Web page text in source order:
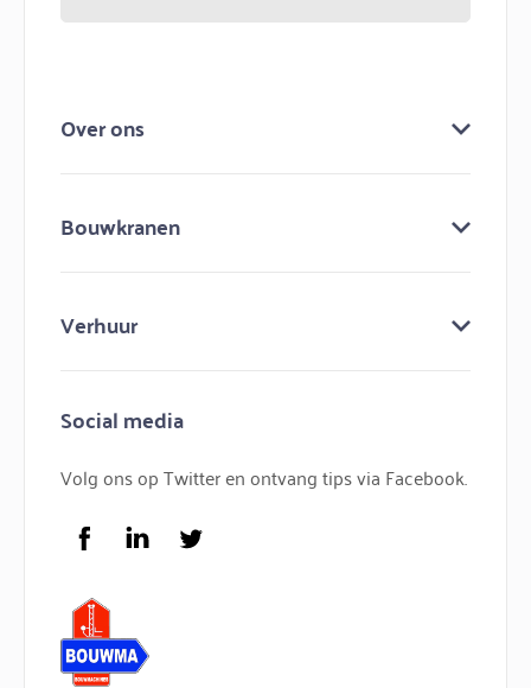
Over ons
Keuringen
Bouwkranen
Lijmkranen
Hijskranen
Verhuur
Bouwkraan huren
Bouwlift huren
FAQ
Social media
Volg ons op Twitter en ontvang tips via Facebook.
FacebookLinkedInTwitter